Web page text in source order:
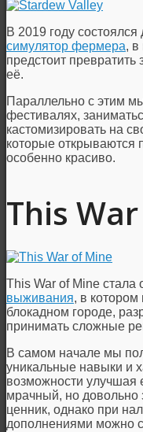
В 2019 году
симулятор фермера, в
предстоит
её.
Параллельно с этим
фестивалях,
кастомизировать на
которые открываются
особенно красиво.
This
This War of Mine стала
выживания, в
блокадном городе,
принимать сложные
В самом начале мы
уникальные навыки и
возможности улучшая
мрачный, но довольно
ценник, однако при
дополнениями можно